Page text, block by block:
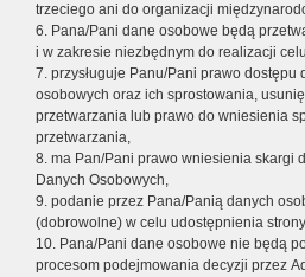
trzeciego ani do organizacji
6. Pana/Pani dane osobowe będą
i w zakresie niezbędnym do realizacji
7. przysługuje Panu/Pani prawo dostępu
osobowych oraz ich sprostowania,
przetwarzania lub prawo do wniesienia
przetwarzania,
8. ma Pan/Pani prawo wniesienia skargi
Danych Osobowych,
9. podanie przez Pana/Panią danych
(dobrowolne) w celu udostępnienia
10. Pana/Pani dane osobowe nie będą
procesom podejmowania decyzji przez